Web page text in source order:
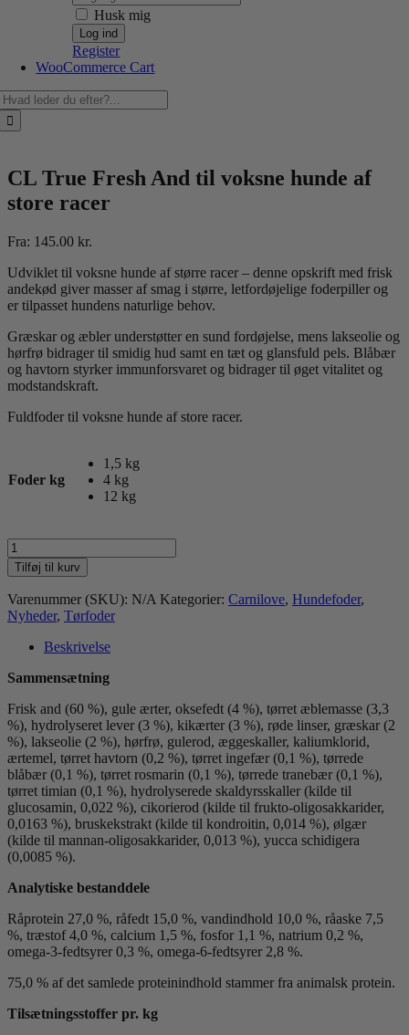
Husk mig
Register
WooCommerce Cart
CL True Fresh And til voksne hunde af
store racer
Fra: 145.00 kr.
Udviklet til voksne hunde af større racer – denne opskrift med frisk
andekød giver masser af smag i større, letfordøjelige foderpiller og
er tilpasset hundens naturlige behov.
Græskar og æbler understøtter en sund fordøjelse, mens lakseolie og
hørfrø bidrager til smidig hud samt en tæt og glansfuld pels. Blåbær
og havtorn styrker immunforsvaret og bidrager til øget vitalitet og
modstandskraft.
Fuldfoder til voksne hunde af store racer.
Foder kg
1,5 kg
4 kg
12 kg
CL
True
Fresh
And
til
voksne
hunde
store
antal
Tilføj til kurv
Varenummer (SKU): N/A Kategorier: Carnilove, Hundefoder,
Nyheder, Tørfoder
Beskrivelse
Sammensætning
Frisk and (60 %), gule ærter, oksefedt (4 %), tørret æblemasse (3,3
%), hydrolyseret lever (3 %), kikærter (3 %), røde linser, græskar (2
%), lakseolie (2 %), hørfrø, gulerod, æggeskaller, kaliumklorid,
ærtemel, tørret havtorn (0,2 %), tørret ingefær (0,1 %), tørrede
blåbær (0,1 %), tørret rosmarin (0,1 %), tørrede tranebær (0,1 %),
tørret timian (0,1 %), hydrolyserede skaldyrsskaller (kilde til
glucosamin, 0,022 %), cikorierod (kilde til frukto-oligosakkarider,
0,0163 %), bruskekstrakt (kilde til kondroitin, 0,014 %), ølgær
(kilde til mannan-oligosakkarider, 0,013 %), yucca schidigera
(0,0085 %).
Analytiske bestanddele
Råprotein 27,0 %, råfedt 15,0 %, vandindhold 10,0 %, råaske 7,5
%, træstof 4,0 %, calcium 1,5 %, fosfor 1,1 %, natrium 0,2 %,
omega-3-fedtsyrer 0,3 %, omega-6-fedtsyrer 2,8 %.
75,0 % af det samlede proteinindhold stammer fra animalsk protein.
Tilsætningsstoffer pr. kg